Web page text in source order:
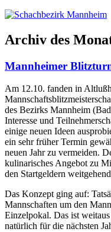
Archiv des
Mannheimer
Am 12.10. fanden in
des Bezirks Mannheim
Interesse und
einige neuen Ideen
ein sehr früher Termin
neuen Jahr zu vermeiden.
kulinarisches Angebot zu
den Startgeldern
Das Konzept ging auf:
Mannschaften um den
Einzelpokal. Das ist weitaus
natürlich für die nächsten